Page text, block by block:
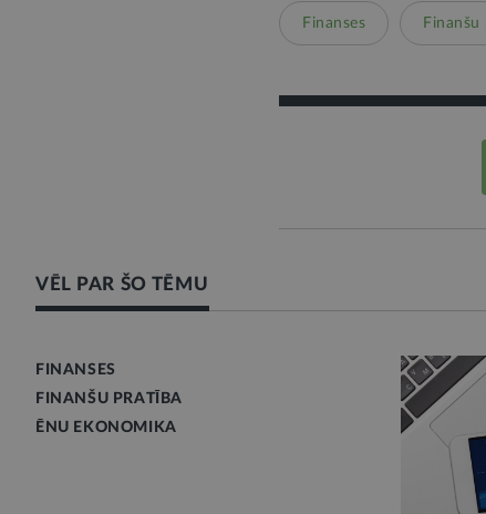
Finanses Finanšu
VĒL PAR ŠO TĒMU
FINANSES
FINANŠU PRATĪBA
ĒNU EKONOMIKA